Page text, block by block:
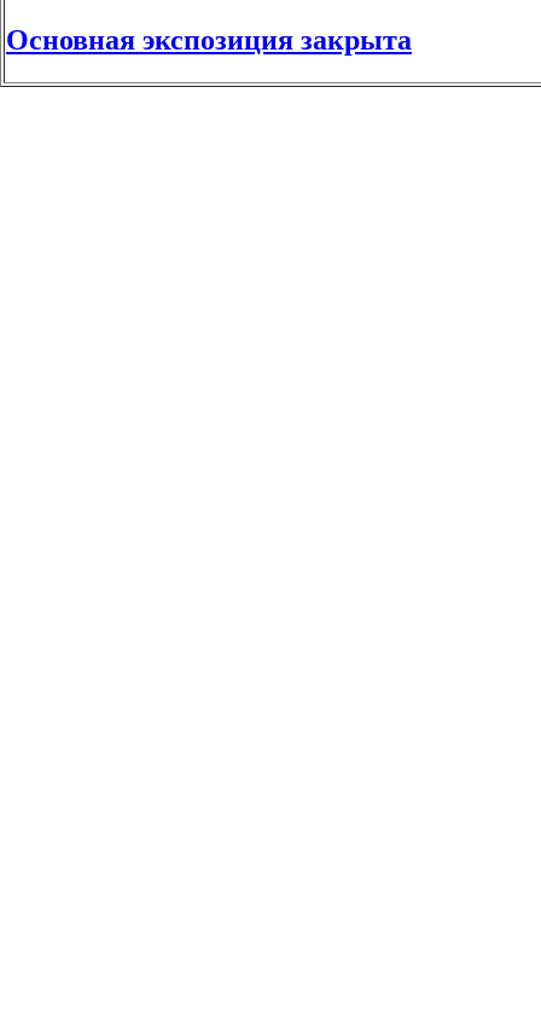
Основная экспозиция закрыта